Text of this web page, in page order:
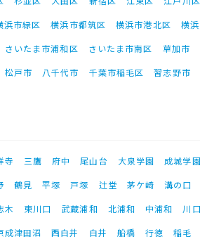
浜市緑区 横浜市都筑区 横浜市港北区 横
さいたま市浦和区 さいたま市南区 草加市
松戸市 八千代市 千葉市稲毛区 習志野市
寺 三鷹 府中 尾山台 大泉学園 成城学
鶴見 平塚 戸塚 辻堂 茅ケ崎
溝の口
木 東川口 武蔵浦和 北浦和 中浦和
川口
成津田沼 西白井 白井 船橋 行徳 稲毛